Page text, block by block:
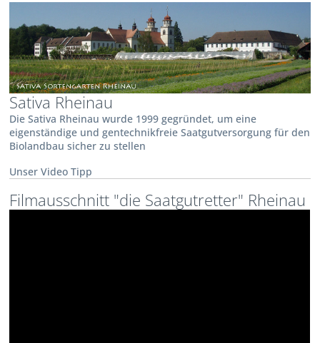
Sativa Rheinau
Die Sativa Rheinau wurde 1999 gegründet, um eine
eigenständige und gentechnikfreie Saatgutversorgung für den
Biolandbau sicher zu stellen
Unser Video Tipp
Filmausschnitt "die Saatgutretter" Rheinau